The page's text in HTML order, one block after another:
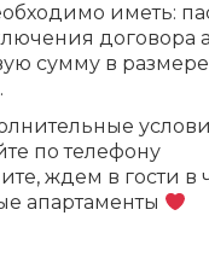
иметь:
договора
сумму в
по телефону
ждем в гости в
апартаменты